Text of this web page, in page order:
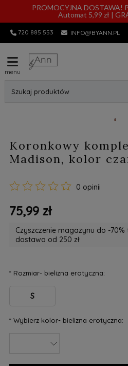
PROMOCYJNA DOSTAWA!
Automat 5,99 zł |
720 885 553 INFO@BYANN.PL
menu
Szukaj produktów
Koronkowy
Madison, kolor
0 opinii
75,99 zł
Czyszczenie magazynu do -
dostawa od 250 zł
*Rozmiar- bielizna erotyczna:
S
*Wybierz kolor- bielizna erotyczna: